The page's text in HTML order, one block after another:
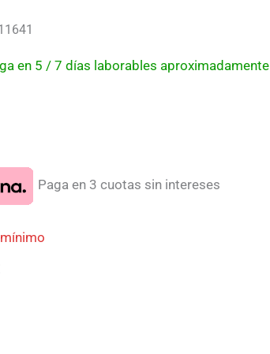
en 5 / 7 días laborables aproximadamente
Paga en 3 cuotas sin intereses